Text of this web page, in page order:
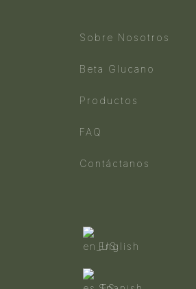
Sobre Nosotros
Beta Glucano
Productos
FAQ
Contáctanos
English